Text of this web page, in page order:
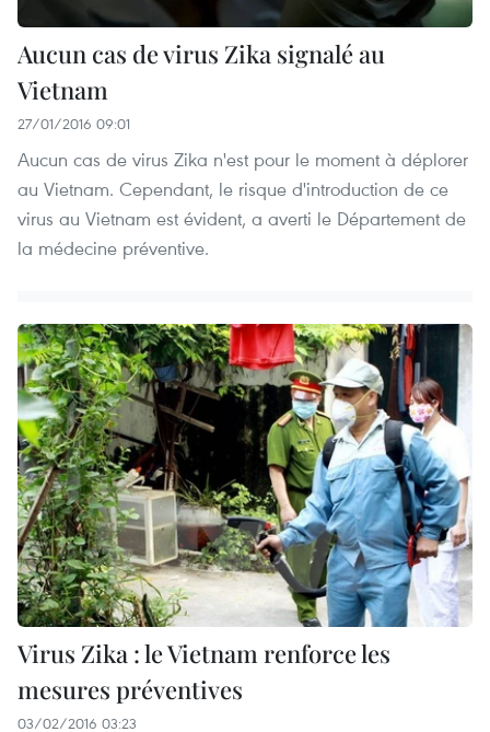
Aucun cas de virus Zika signalé au
Vietnam
27/01/2016 09:01
Aucun cas de virus Zika n'est pour le moment à déplorer
au Vietnam. Cependant, le risque d'introduction de ce
virus au Vietnam est évident, a averti le Département de
la médecine préventive.
Virus Zika : le Vietnam renforce les
mesures préventives
03/02/2016 03:23